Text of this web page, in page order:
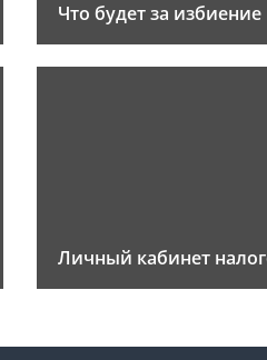
Что будет за избиение
Личный кабинет